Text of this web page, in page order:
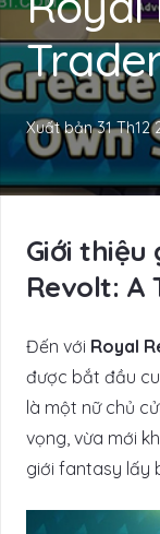
Xuất bản31 Th12
Giới thiệu
Revolt: A
Đến với Royal
được bắt đầu
là một nữ chủ
vọng, vừa mới
giới fantasy lấy